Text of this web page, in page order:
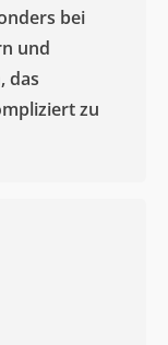
bei
und
das
zu